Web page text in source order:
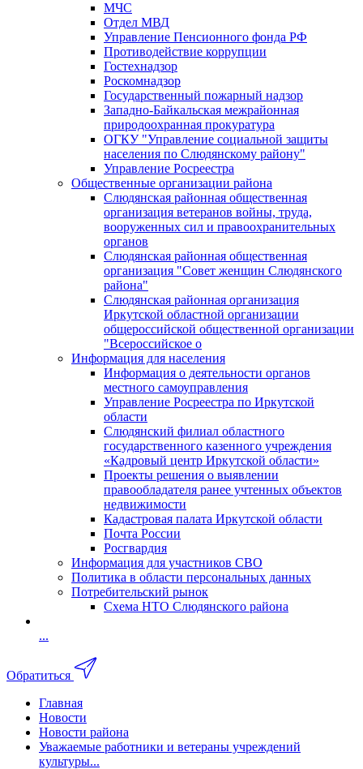
МЧС
Отдел МВД
Управление Пенсионного фонда РФ
Противодействие коррупции
Гостехнадзор
Роскомнадзор
Государственный пожарный надзор
Западно-Байкальская межрайонная
природоохранная прокуратура
ОГКУ "Управление социальной защиты
населения по Слюдянскому району"
Управление Росреестра
Общественные организации района
Слюдянская районная общественная
организация ветеранов войны, труда,
вооруженных сил и правоохранительных
органов
Слюдянская районная общественная
организация "Совет женщин Слюдянского
района"
Слюдянская районная организация
Иркутской областной организации
общероссийской общественной организации
"Всероссийское о
Информация для населения
Информация о деятельности органов
местного самоуправления
Управление Росреестра по Иркутской
области
Слюдянский филиал областного
государственного казенного учреждения
«Кадровый центр Иркутской области»
Проекты решения о выявлении
правообладателя ранее учтенных объектов
недвижимости
Кадастровая палата Иркутской области
Почта России
Росгвардия
Информация для участников СВО
Политика в области персональных данных
Потребительский рынок
Схема НТО Слюдянского района
...
Обратиться
Главная
Новости
Новости района
Уважаемые работники и ветераны учреждений
культуры...